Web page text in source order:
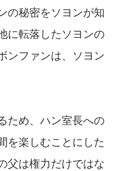
の秘密をソヨンが知
に転落したソヨンの
ンファンは、ソヨン
ため、ハン室長への
を楽しむことにした
父は権力だけではな